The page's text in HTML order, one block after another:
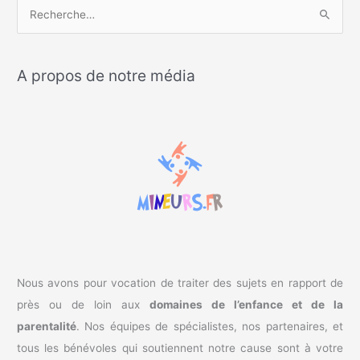
h
A propos de notre média
Nous avons pour vocation de traiter des sujets en rapport de
près ou de loin aux domaines de l’enfance et de la
parentalité. Nos équipes de spécialistes, nos partenaires, et
tous les bénévoles qui soutiennent notre cause sont à votre